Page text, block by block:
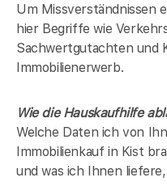
Um Missverständnissen
hier Begriffe wie
Sachwertgutachten und
Immobilienerwerb.
Wie die Hauskaufhilfe
Welche Daten ich von
Immobilienkauf in Kist
und was ich Ihnen